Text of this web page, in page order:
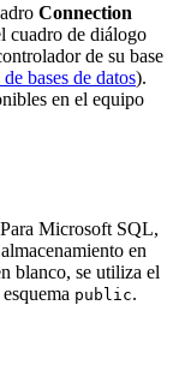
Connection
cuadro de diálogo
de su base
bases de datos).
en el equipo
Microsoft SQL,
en
blanco, se utiliza el
public.